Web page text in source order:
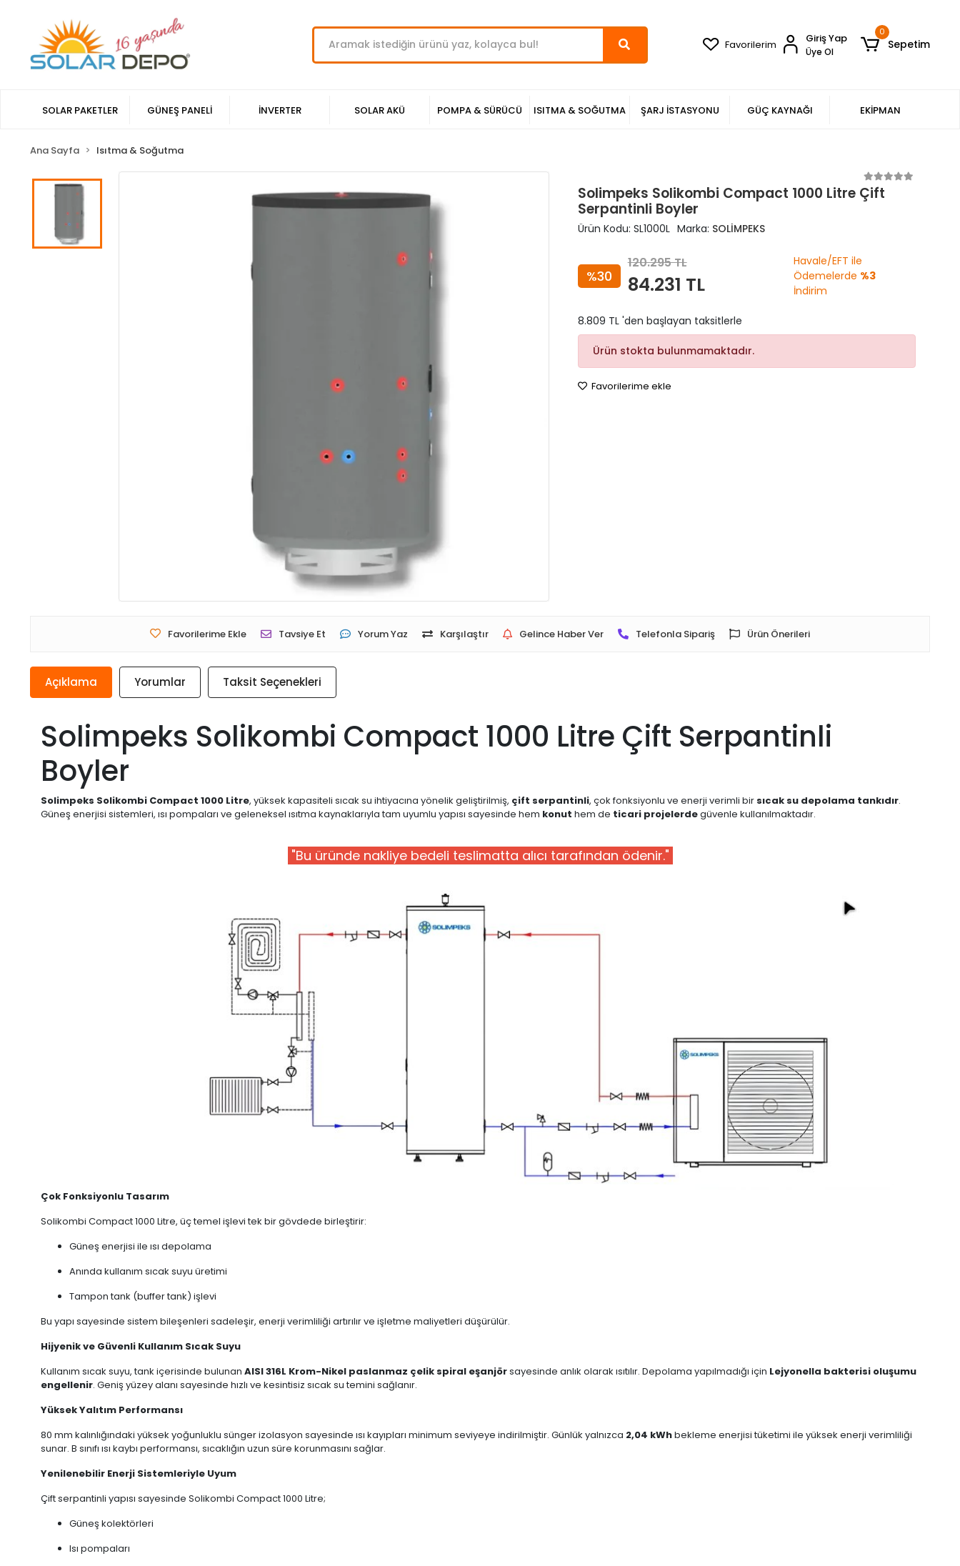
Favorilerim Giriş Yap
Üye Ol
0
Sepetim
SOLAR PAKETLER GÜNEŞ PANELİ İNVERTER SOLAR AKÜ POMPA & SÜRÜCÜ ISITMA & SOĞUTMA ŞARJ İSTASYONU GÜÇ KAYNAĞI EKİPMAN
Ana Sayfa Isıtma & Soğutma
Solimpeks Solikombi Compact 1000 Litre Çift
Serpantinli Boyler
Ürün Kodu: SL1000L Marka: SOLİMPEKS
%30
120.295 TL
84.231 TL
Havale/EFT ile
Ödemelerde %3
İndirim
8.809 TL 'den başlayan taksitlerle
Ürün stokta bulunmamaktadır.
Favorilerime ekle
Favorilerime Ekle Tavsiye Et Yorum Yaz Karşılaştır Gelince Haber Ver Telefonla Sipariş Ürün Önerileri
Açıklama Yorumlar Taksit Seçenekleri
Solimpeks Solikombi Compact 1000 Litre Çift Serpantinli
Boyler
Solimpeks Solikombi Compact 1000 Litre, yüksek kapasiteli sıcak su ihtiyacına yönelik geliştirilmiş, çift serpantinli, çok fonksiyonlu ve enerji verimli bir sıcak su depolama tankıdır.
Güneş enerjisi sistemleri, ısı pompaları ve geleneksel ısıtma kaynaklarıyla tam uyumlu yapısı sayesinde hem konut hem de ticari projelerdegüvenle kullanılmaktadır.
"Bu üründe nakliye bedeli teslimatta alıcı tarafından ödenir."
Çok Fonksiyonlu Tasarım
Solikombi Compact 1000 Litre, üç temel işlevi tek bir gövdede birleştirir:
Güneş enerjisi ile ısı depolama
Anında kullanım sıcak suyu üretimi
Tampon tank (buffer tank) işlevi
Bu yapı sayesinde sistem bileşenleri sadeleşir, enerji verimliliği artırılır ve işletme maliyetleri düşürülür.
Hijyenik ve Güvenli Kullanım Sıcak Suyu
Kullanım sıcak suyu, tank içerisinde bulunan AISI 316L Krom-Nikel paslanmaz çelik spiral eşanjörsayesinde anlık olarak ısıtılır. Depolama yapılmadığı için Lejyonella bakterisi oluşumu
engellenir. Geniş yüzey alanı sayesinde hızlı ve kesintisiz sıcak su temini sağlanır.
Yüksek Yalıtım Performansı
80 mm kalınlığındaki yüksek yoğunluklu sünger izolasyon sayesinde ısı kayıpları minimum seviyeye indirilmiştir. Günlük yalnızca 2,04 kWhbekleme enerjisi tüketimi ile yüksek enerji verimliliği
sunar. B sınıfı ısı kaybı performansı, sıcaklığın uzun süre korunmasını sağlar.
Yenilenebilir Enerji Sistemleriyle Uyum
Çift serpantinli yapısı sayesinde Solikombi Compact 1000 Litre;
Güneş kolektörleri
Isı pompaları